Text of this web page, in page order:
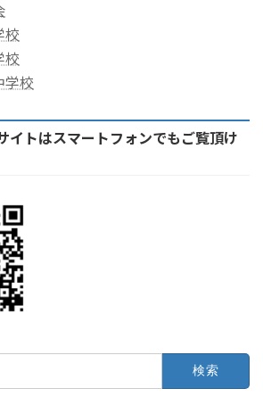
校
校
学校
イトはスマートフォンでもご覧頂け